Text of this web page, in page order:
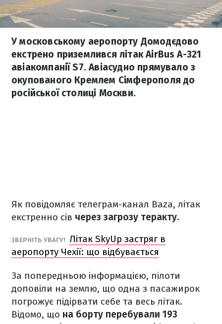
У московському аеропорту Домодєдово
екстрено приземлився літак AirBus A-321
авіакомпанії S7. Авіасудно прямувало з
окупованого Кремлем Сімферополя до
російської столиці Москви.
Як повідомляє телеграм-канал Baza, літак
екстренно сів через загрозу теракту.
ЗВЕРНІТЬ УВАГУ! Літак SkyUp застряг в
аеропорту Чехії: що відбувається
За попередньою інформацією, пілоти
доповіли на землю, що одна з пасажирок
погрожує підірвати себе та весь літак.
Відомо, що на борту перебували 193